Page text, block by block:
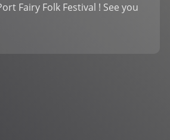
Fairy Folk Festival ! See you